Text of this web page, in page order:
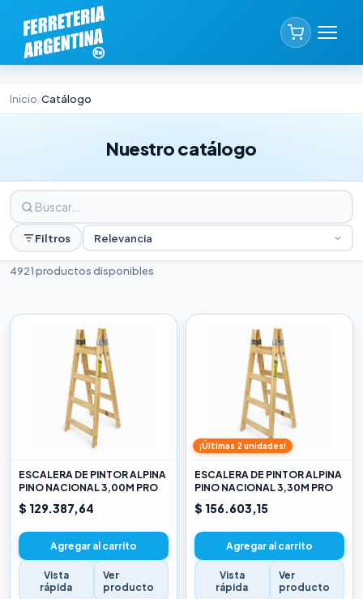
Inicio/Catálogo
Nuestro catálogo
Filtros Relevancia
4921 productos disponibles
ESCALERA DE PINTOR ALPINA
PINO NACIONAL 3,00M PRO
$ 129.387,64
Agregar al carrito
Vista
rápida
Ver
producto
¡Últimas 2 unidades!
ESCALERA DE PINTOR ALPINA
PINO NACIONAL 3,30M PRO
$ 156.603,15
Agregar al carrito
Vista
rápida
Ver
producto